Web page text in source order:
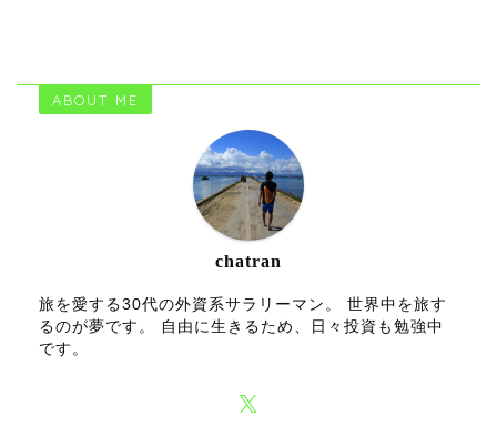
ABOUT ME
chatran
旅を愛する30代の外資系サラリーマン。 世界中を旅す
るのが夢です。 自由に生きるため、日々投資も勉強中
です。